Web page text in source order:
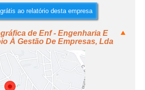
ao relatório desta empresa
de Enf - Engenharia E
À Gestão De Empresas, Lda